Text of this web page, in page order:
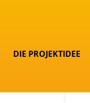
DIE PROJEKTIDEE